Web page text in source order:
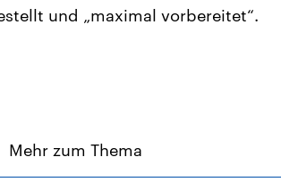
und „maximal vorbereitet“.
Mehr zum Thema